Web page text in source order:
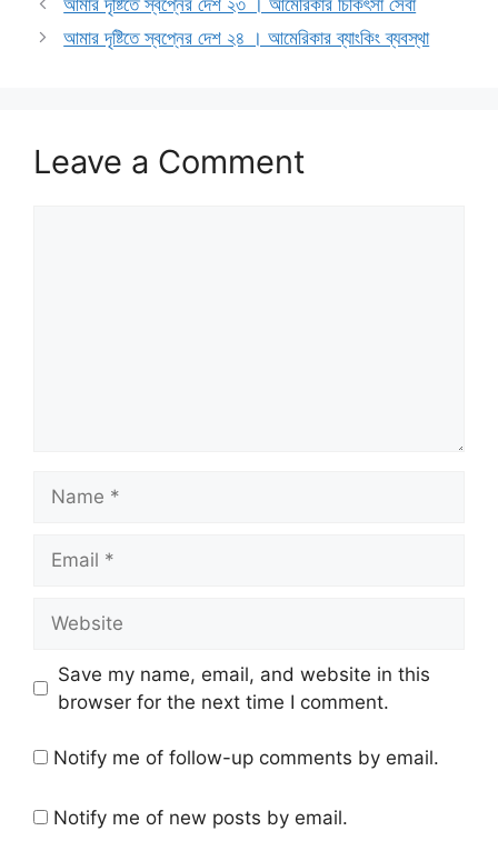
আমার দৃষ্টিতে স্বপ্নের দেশ ২৪ । আমেরিকার ব্যাংকিং ব্যবস্থা
Leave a Comment
Save my name, email, and website in this
browser for the next time I comment.
Notify me of follow-up comments by email.
Notify me of new posts by email.